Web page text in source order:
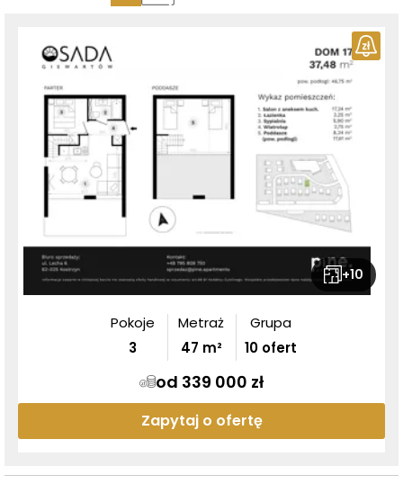
+10
Pokoje
3
Metraż
47 m²
Grupa
10 ofert
od 339 000 zł
Zapytaj o ofertę